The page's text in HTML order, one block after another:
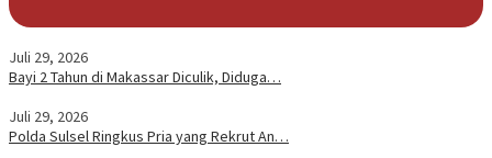
Juli 29, 2026
Bayi 2 Tahun di Makassar Diculik, Diduga…
Juli 29, 2026
Polda Sulsel Ringkus Pria yang Rekrut An…